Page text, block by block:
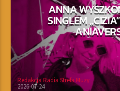
ANNA
SINGLEM
Redakcja Radia Strefa Muzy
2026-07-24